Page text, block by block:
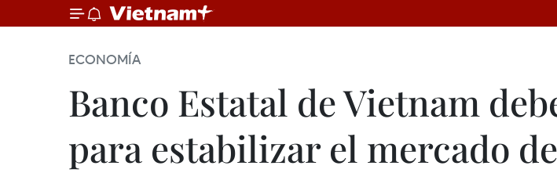
ECONOMÍA
Banco Estatal de Vietnam
para estabilizar el mercado